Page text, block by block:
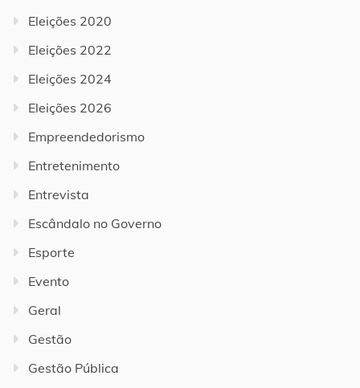
Eleições 2020
Eleições 2022
Eleições 2024
Eleições 2026
Empreendedorismo
Entretenimento
Entrevista
Escândalo no Governo
Esporte
Evento
Geral
Gestão
Gestão Pública